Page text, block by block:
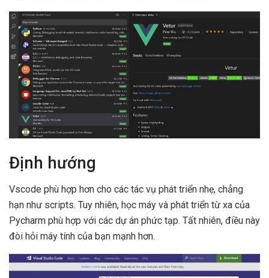
Định hướng
Vscode phù hợp hơn cho các tác vụ phát triển nhẹ, chẳng
hạn như scripts. Tuy nhiên, học máy và phát triển từ xa của
Pycharm phù hợp với các dự án phức tạp. Tất nhiên, điều này
đòi hỏi máy tính của bạn mạnh hơn.